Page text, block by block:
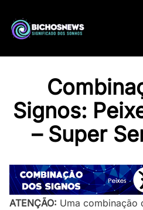
Signos:
– Super
ATENÇÃO: Uma combinação